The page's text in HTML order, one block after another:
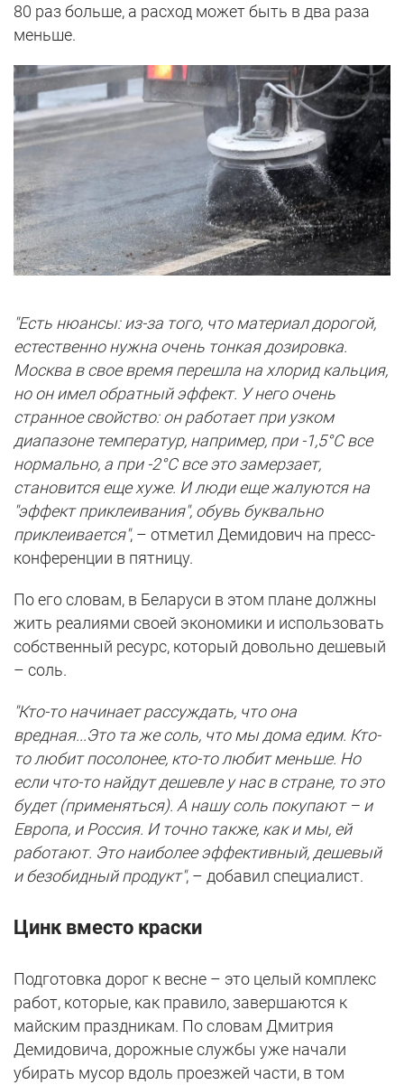
80 раз больше, а расход может быть в два раза
меньше.
"Есть нюансы: из-за того, что материал дорогой,
естественно нужна очень тонкая дозировка.
Москва в свое время перешла на хлорид кальция,
но он имел обратный эффект. У него очень
странное свойство: он работает при узком
диапазоне температур, например, при -1,5°С все
нормально, а при -2°С все это замерзает,
становится еще хуже. И люди еще жалуются на
"эффект приклеивания", обувь буквально
приклеивается", – отметил Демидович на пресс-
конференции в пятницу.
По его словам, в Беларуси в этом плане должны
жить реалиями своей экономики и использовать
собственный ресурс, который довольно дешевый
– соль.
"Кто-то начинает рассуждать, что она
вредная...Это та же соль, что мы дома едим. Кто-
то любит посолонее, кто-то любит меньше. Но
если что-то найдут дешевле у нас в стране, то это
будет (применяться). А нашу соль покупают – и
Европа, и Россия. И точно также, как и мы, ей
работают. Это наиболее эффективный, дешевый
и безобидный продукт", – добавил специалист.
Цинк вместо краски
Подготовка дорог к весне – это целый комплекс
работ, которые, как правило, завершаются к
майским праздникам. По словам Дмитрия
Демидовича, дорожные службы уже начали
убирать мусор вдоль проезжей части, в том